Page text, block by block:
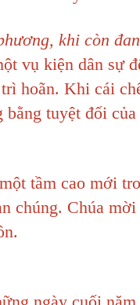
khi còn
vụ kiện dân sự
hoãn. Khi cái
tuyệt đối
tầm cao mới
chúng. Chúa